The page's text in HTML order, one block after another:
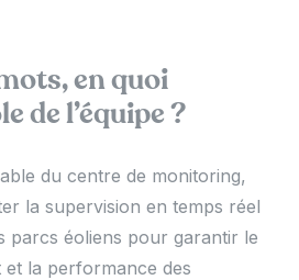
en quoi
de l’équipe ?
du centre de monitoring,
la supervision en temps réel
parcs éoliens pour garantir le
la performance des